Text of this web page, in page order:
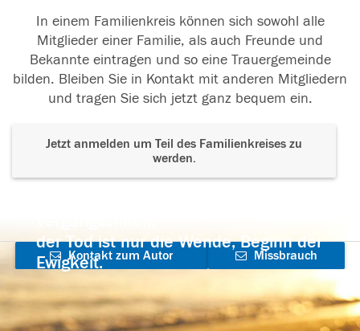
In einem Familienkreis können sich sowohl alle
Mitglieder einer Familie, als auch Freunde und
Bekannte eintragen und so eine Trauergemeinde
bilden. Bleiben Sie in Kontakt mit anderen Mitgliedern
und tragen Sie sich jetzt ganz bequem ein.
Jetzt anmelden um Teil des Familienkreises zu
werden.
der Tod ist nur die Wende, Beginn der
Ewigkeit.
Kontakt zum Autor
aufnehmen
Missbrauch